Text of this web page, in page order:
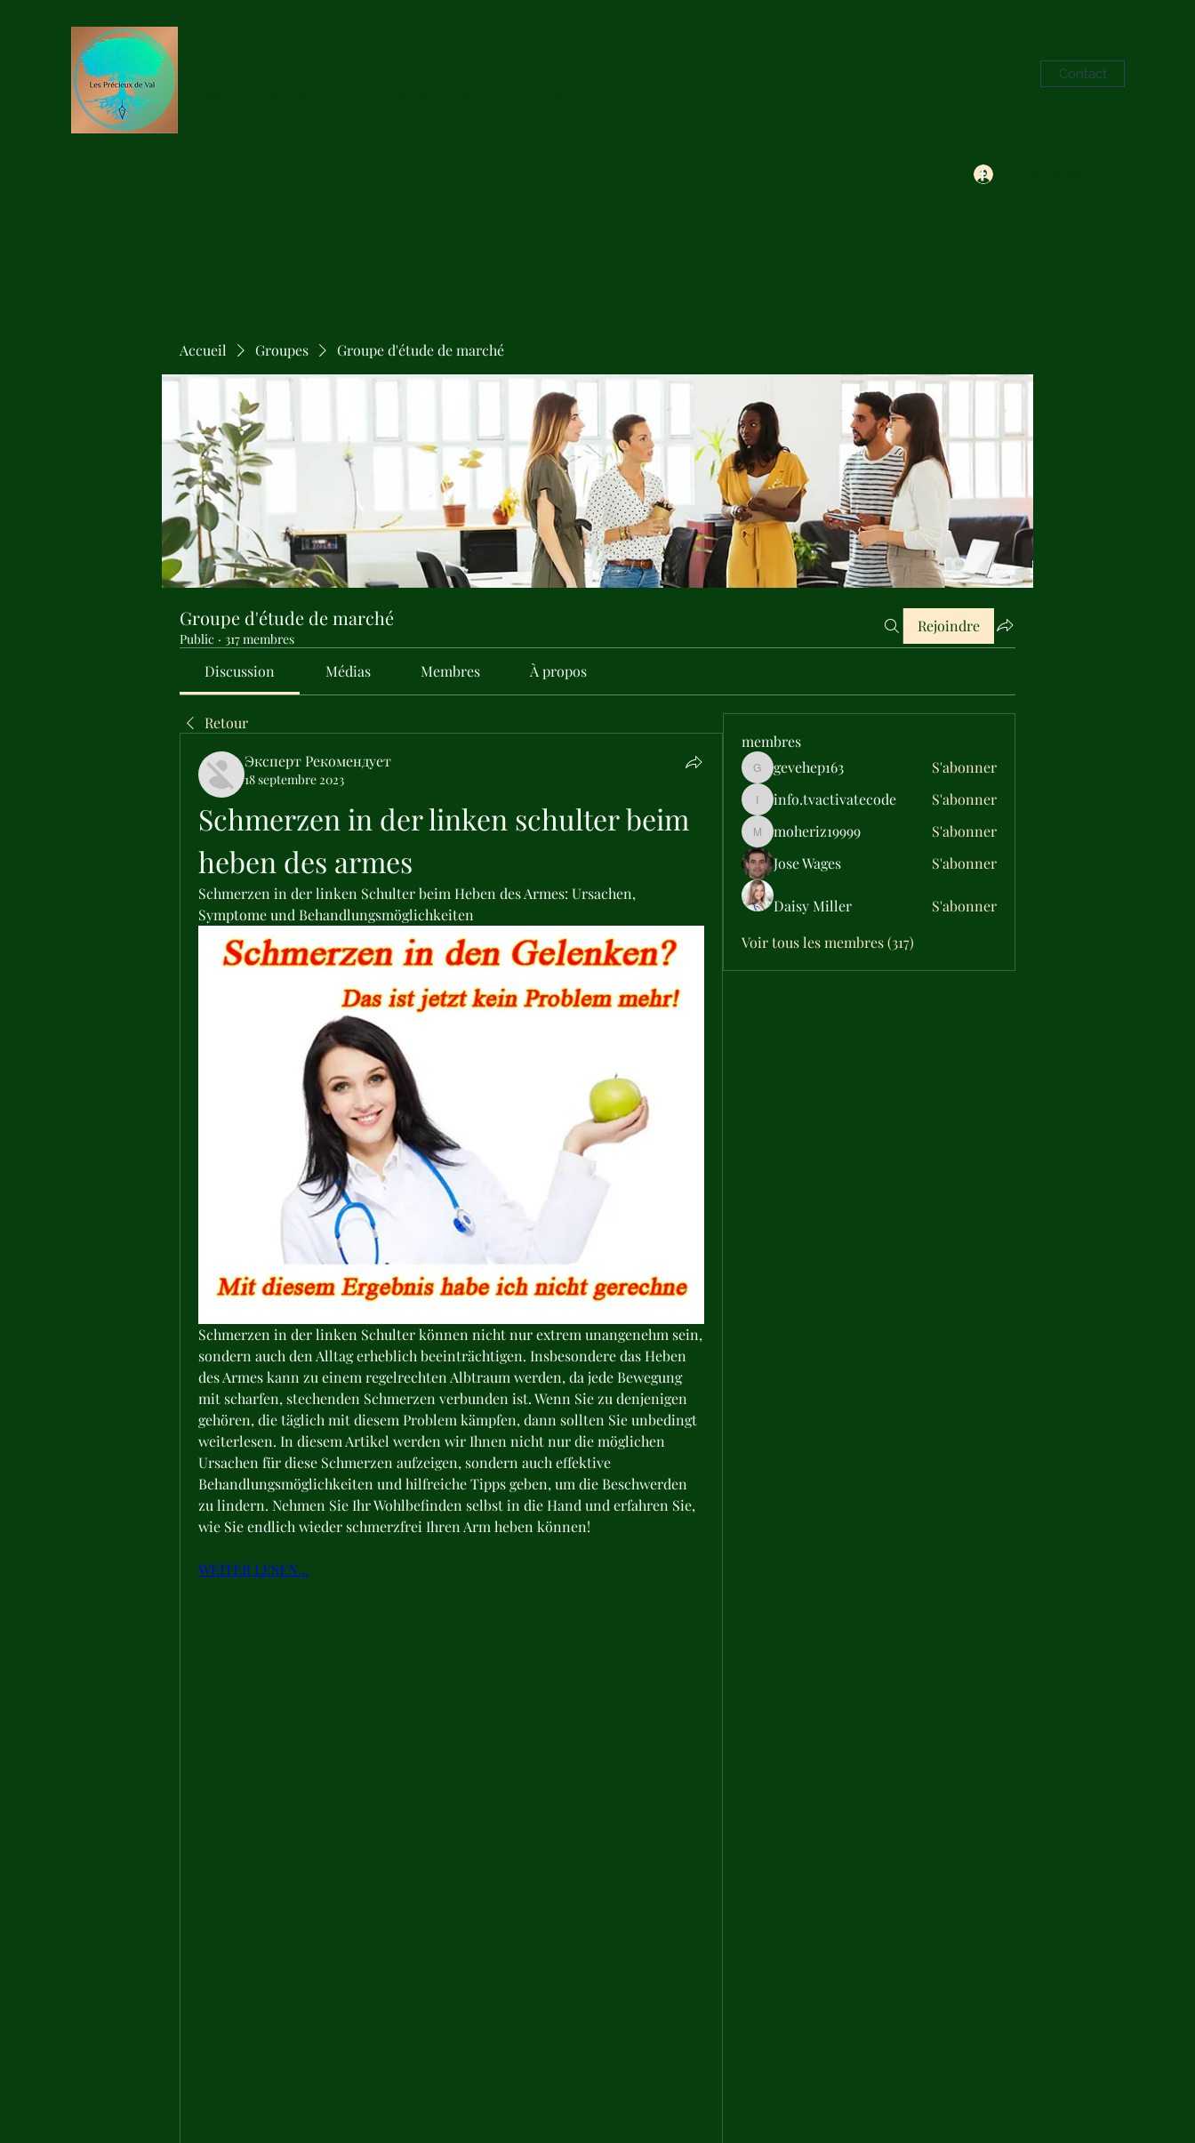
Contact
Accueil Groupes Groupe d'étude de marché
Groupe d'étude de marché
Public · 317 membres
Rejoindre
Discussion Médias Membres À propos
Retour
Эксперт Рекомендует
18 septembre 2023
Schmerzen in der linken schulter beim
heben des armes
Schmerzen in der linken Schulter beim Heben des Armes: Ursachen,
Symptome und Behandlungsmöglichkeiten
Schmerzen in der linken Schulter können nicht nur extrem unangenehm sein,
sondern auch den Alltag erheblich beeinträchtigen. Insbesondere das Heben
des Armes kann zu einem regelrechten Albtraum werden, da jede Bewegung
mit scharfen, stechenden Schmerzen verbunden ist. Wenn Sie zu denjenigen
gehören, die täglich mit diesem Problem kämpfen, dann sollten Sie unbedingt
weiterlesen. In diesem Artikel werden wir Ihnen nicht nur die möglichen
Ursachen für diese Schmerzen aufzeigen, sondern auch effektive
Behandlungsmöglichkeiten und hilfreiche Tipps geben, um die Beschwerden
zu lindern. Nehmen Sie Ihr Wohlbefinden selbst in die Hand und erfahren Sie,
wie Sie endlich wieder schmerzfrei Ihren Arm heben können!
WEITER LESEN...
membres
gevehep163
gevehep163 S'abonner
info.tvactivatecode
info.tvactivatecode S'abonner
moheriz19999
moheriz19999
S'abonner
Jose Wages
S'abonner
Daisy Miller
S'abonner
Voir tous les membres (317)